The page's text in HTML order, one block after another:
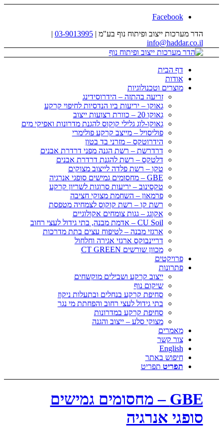
Facebook
הדר מערכות ייצוב ופיתוח נוף בע"מ |03-9013995
|
info@haddar.co.il
דף הבית
אודות
מוצרים וטכנולוגיות
זריעה בהתזה – הידרוסידינג
גאוקו – יריעות ביו הנדסיות לחיפוי קרקע
גאוקו 20 – כוורת רצועות ייצוב
גאוקו-לוג גלילי קוקוס להגנת מדרונות ואפיקי מים
פוליסויל – מייצב קרקע פולימרי
הידרוטקס – מזרני בד בטון
דרדרשת – רשת הגנה מפני דרדרת אבנים
דלטקס – רשת להגנת דרדרת אבנים
טקו – רשת פלדה לייצוב מצוקים
GBE – מחסומים גמישים סופגי אנרגיה
טקסינוב – יריעות סרוגות לשריון קרקע
פרמאון – השחמת מצוקי חציבה
רשת קו – רשת קוקוס לצמחיה מטפסת
אקוגג – גגות צומחים אקולוגיים
CU Soil – אדמת מבנה, בתי גידול לעצי רחוב
ארגזי מבנה – לטיפוח עצים בתת מדרכות
דריינבוקס ארגזי אגירה וחלחול
מכוון שורשים CT GREEN
פרויקטים
פתרונות
ייצוב קרקע ושבילים מוקשחים
שיקום נוף
סחיפת קרקע בנחלים ובתעלות ניקוז
בתי גידול לעצי רחוב והפחתת מי נגר
סחיפת קרקע במדרונות
מצוקי סלע – ייצוב והגנה
מאמרים
צור קשר
English
חיפוש באתר
תפריט תפריט
GBE – מחסומים גמישים
סופגי אנרגיה